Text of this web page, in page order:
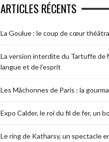
ARTICLES RÉCENTS
La Goulue : le coup de cœur
La version interdite du Tartuffe de
langue et de l’esprit
Les Mâchonnes de Paris : la
Expo Calder, le roi du fil de fer, un
Le ring de Katharsy, un spectacle